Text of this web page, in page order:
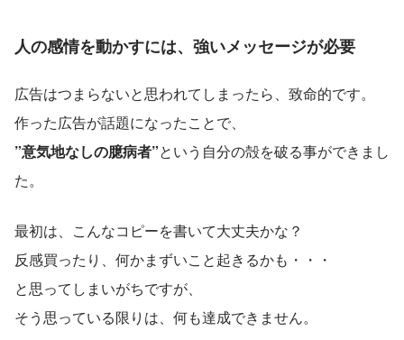
人の感情を動かすには、強いメッセージが必要
広告はつまらないと思われてしまったら、致命的です。
作った広告が話題になったことで、
”意気地なしの臆病者”という自分の殻を破る事ができまし
た。
最初は、こんなコピーを書いて大丈夫かな？
反感買ったり、何かまずいこと起きるかも・・・
と思ってしまいがちですが、
そう思っている限りは、何も達成できません。